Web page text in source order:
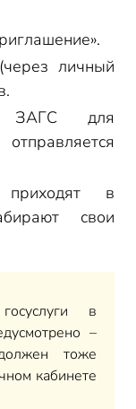
личный
ЗАГС для
в
свои
в
–
тоже
кабинете